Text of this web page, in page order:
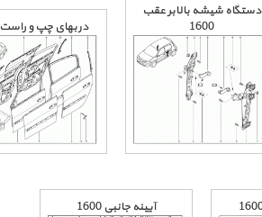
دستگاه شیشه بالابر عقب
1600
دربهای چپ و راست 1600
آیینه جانبی 1600